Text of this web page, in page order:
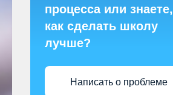
процесса или знаете,
как сделать школу
лучше?
Написать о проблеме